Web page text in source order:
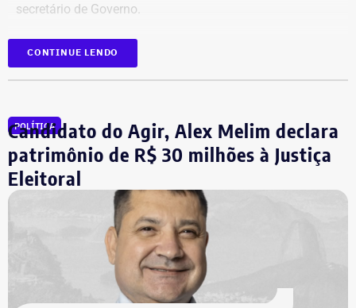
secretário de Governo.
Com isso, a sentença tornou-se definitiva.
imediata execução da sentença. Além da comunicação à
Justiça Eleitoral, o órgão pede a inclusão do nome de
Garotinho no Cadastro Nacional de Condenados por Ato
de Improbidade Administrativa.
Garotinho também foi multado
O órgão também requer que o ex-governador seja
intimado a quitar os valores da condenação. Segundo os
CONTINUE LENDO
POLÍTICA
Candidato do Agir, Alex Melim declara
patrimônio de R$ 30 milhões à Justiça
Eleitoral